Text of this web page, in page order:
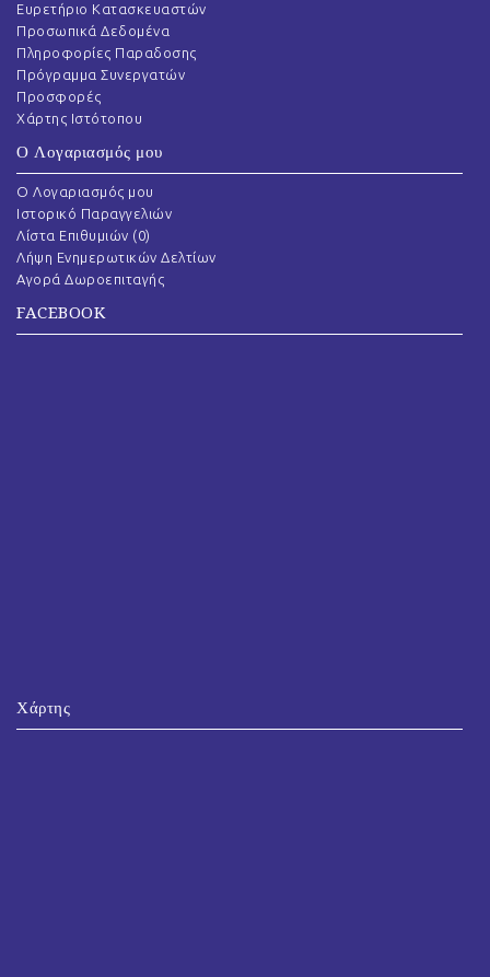
Ευρετήριο Κατασκευαστών
Προσωπικά Δεδομένα
Πληροφορίες Παραδοσης
Πρόγραμμα Συνεργατών
Προσφορές
Χάρτης Ιστότοπου
Ο Λογαριασμός μου
O Λογαριασμός μου
Ιστορικό Παραγγελιών
Λίστα Επιθυμιών (0)
Λήψη Ενημερωτικών Δελτίων
Αγορά Δωροεπιταγής
FACEBOOK
Χάρτης